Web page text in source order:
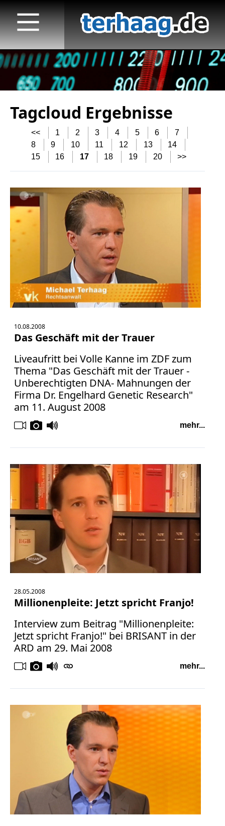
Tagcloud Ergebnisse
<< 1 2 3 4 5 6
7
8
9 10 11 12 13
14
15
16 17 18 19 20 >>
10.08.2008
Das Geschäft mit der Trauer
Liveaufritt bei Volle Kanne im ZDF zum
Thema "Das Geschäft mit der Trauer -
Unberechtigten DNA- Mahnungen der
Firma Dr. Engelhard Genetic Research"
am 11. August 2008
mehr...
28.05.2008
Millionenpleite: Jetzt spricht Franjo!
Interview zum Beitrag "Millionenpleite:
Jetzt spricht Franjo!" bei BRISANT in der
ARD am 29. Mai 2008
mehr...
Startseite
Veröffentlichungen
TV
print & online
Kontakt
Datenschutz
Abmahnung
Aktuelle
Stunde
BGH
Beleidigung
Datenschutz
Fotorecht
Haftung
Influencer
Instagram
Internetrecht
Markenrecht
Meinungsfreiheit
Persönlichkeitsrecht
Print
Radio
TV
Tagesspiegel
Urheberrecht
Volle
Kanne
Wettbewerbsrecht
print